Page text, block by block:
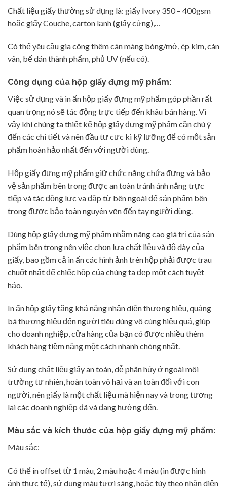
Chất liệu giấy thường sử dụng là: giấy Ivory 350 – 400gsm
hoặc giấy Couche, carton lạnh (giấy cứng),…
Có thể yêu cầu gia công thêm cán màng bóng/mờ, ép kim, cán
vân, bế dán thành phẩm, phủ UV (nếu có).
Công dụng của hộp giấy đựng mỹ phẩm:
Việc sử dụng và in ấn hộp giấy đựng mỹ phẩm góp phần rất
quan trọng nó sẽ tác động trực tiếp đến khâu bán hàng. Vì
vậy khi chúng ta thiết kế hộp giấy đựng mỹ phẩm cần chú ý
đến các chi tiết và nên đầu tư cực kì kỹ lưỡng để có một sản
phẩm hoàn hảo nhất đến với người dùng.
Hộp giấy đựng mỹ phẩm giữ chức năng chứa đựng và bảo
vệ sản phẩm bên trong được an toàn tránh ánh nắng trực
tiếp và tác động lực va đập từ bên ngoài để sản phẩm bên
trong được bảo toàn nguyên vẹn đến tay người dùng.
Dùng hộp giấy đựng mỹ phẩm nhằm nâng cao giá trị của sản
phẩm bên trong nên việc chọn lựa chất liệu và độ dày của
giấy, bao gồm cả in ấn các hình ảnh trên hộp phải được trau
chuốt nhất để chiếc hộp của chúng ta đẹp một cách tuyệt
hảo.
In ấn hộp giấy tăng khả năng nhận diện thương hiệu, quảng
bá thương hiệu đến người tiêu dùng vô cùng hiệu quả, giúp
cho doanh nghiệp, cửa hàng của bạn có được nhiều thêm
khách hàng tiềm năng một cách nhanh chóng nhất.
Sử dụng chất liệu giấy an toàn, dễ phân hủy ở ngoài môi
trường tự nhiên, hoàn toàn vô hại và an toàn đối với con
người, nên giấy là một chất liệu mà hiện nay và trong tương
lai các doanh nghiệp đã và đang hướng đến.
Màu sắc và kích thước của hộp giấy đựng mỹ phẩm:
Màu sắc:
Có thể in offset từ 1 màu, 2 màu hoặc 4 màu (in được hình
ảnh thực tế), sử dụng màu tươi sáng, hoặc tùy theo nhận diện